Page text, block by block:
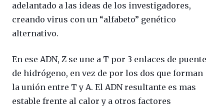
adelantado a las ideas de los investigadores,
creando virus con un “alfabeto” genético
alternativo.
En ese ADN, Z se une a T por 3 enlaces de puente
de hidrógeno, en vez de por los dos que forman
la unión entre T y A. El ADN resultante es mas
estable frente al calor y a otros factores